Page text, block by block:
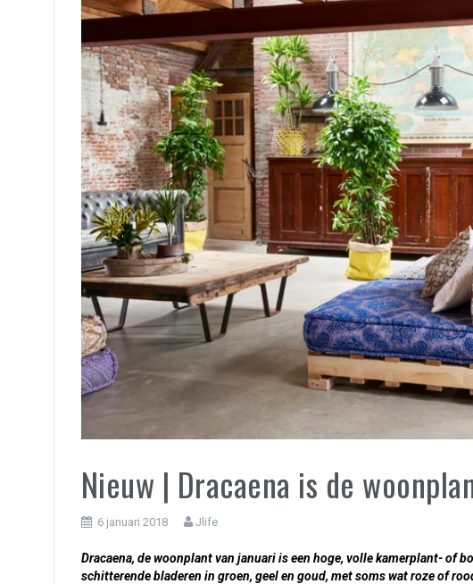
Nieuw | Dracaena is de
6 januari 2018 Jlife
Dracaena, de woonplant van januari is een hoge, volle kamerplant- of
schitterende bladeren in groen, geel en goud, met soms wat roze of